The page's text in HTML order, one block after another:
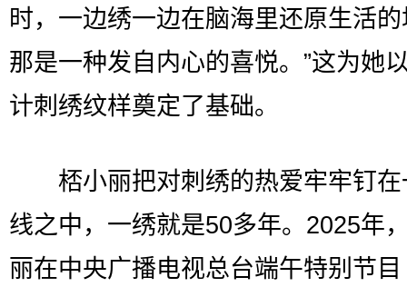
时，一边绣一边在脑海里还原生活
那是一种发自内心的喜悦。”这为她
计刺绣纹样奠定了基础。
桮小丽把对刺绣的热爱牢牢钉在
线之中，一绣就是50多年。2025年
丽在中央广播电视总台端午特别节